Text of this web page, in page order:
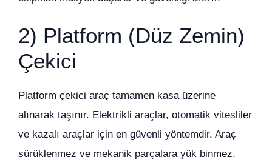
2) Platform (Düz Zemin)
Çekici
Platform çekici araç tamamen kasa üzerine
alınarak taşınır. Elektrikli araçlar, otomatik vitesliler
ve kazalı araçlar için en güvenli yöntemdir. Araç
sürüklenmez ve mekanik parçalara yük binmez.